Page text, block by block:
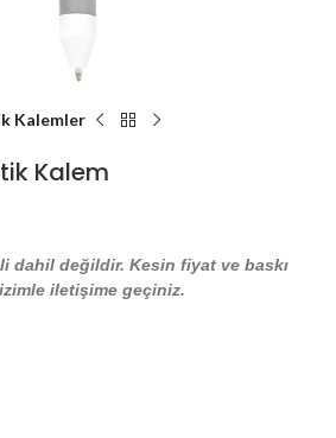
Kalemler
Kalem
dahil değildir. Kesin fiyat ve baskı
iletişime geçiniz.